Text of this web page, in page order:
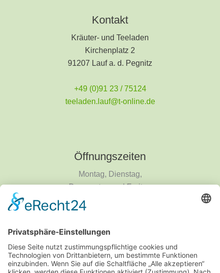
Kontakt
Kräuter- und Teeladen
Kirchenplatz 2
91207 Lauf a. d. Pegnitz
+49 (0)91 23 / 75124
teeladen.lauf@t-online.de
Öffnungszeiten
Montag, Dienstag,
Donnerstag und Freitag
9 - 14 Uhr